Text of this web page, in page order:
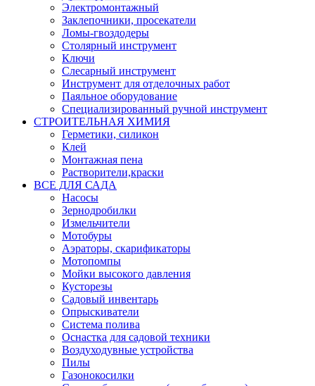
Электромонтажный
Заклепочники, просекатели
Ломы-гвоздодеры
Столярный инструмент
Ключи
Слесарный инструмент
Инструмент для отделочных работ
Паяльное оборудование
Специализированный ручной инструмент
СТРОИТЕЛЬНАЯ ХИМИЯ
Герметики, силикон
Клей
Монтажная пена
Растворители,краски
ВСЕ ДЛЯ САДА
Насосы
Зернодробилки
Измельчители
Мотобуры
Аэраторы, скарификаторы
Мотопомпы
Мойки высокого давления
Кусторезы
Садовый инвентарь
Опрыскиватели
Система полива
Оснастка для садовой техники
Воздуходувные устройства
Пилы
Газонокосилки